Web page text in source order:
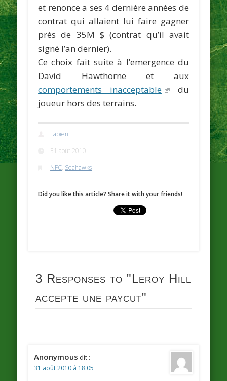
et renonce a ses 4 dernière années de
contrat qui allaient lui faire gagner
près de 35M $ (contrat qu’il avait
signé l’an dernier).
Ce choix fait suite à l’emergence du
David Hawthorne et aux
comportements inacceptable
du
joueur hors des terrains.
Fabien
31 août 2010
NFC, Seahawks
Did you like this article? Share it with your friends!
3 Responses to "Leroy Hill
accepte une paycut"
Anonymous dit :
31 août 2010 à 18:05